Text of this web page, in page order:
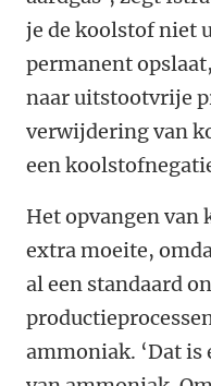
je de koolstof niet
permanent
naar uitstootvrije
verwijdering van
een
Het opvangen van
extra moeite,
al een standaard
ammoniak. ‘Dat